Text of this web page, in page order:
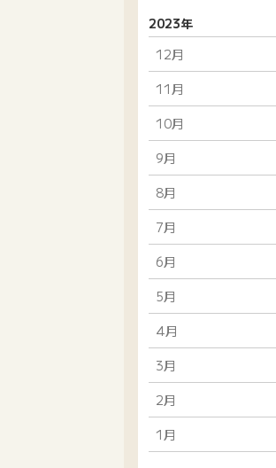
2023年
12月
11月
10月
9月
8月
7月
6月
5月
4月
3月
2月
1月